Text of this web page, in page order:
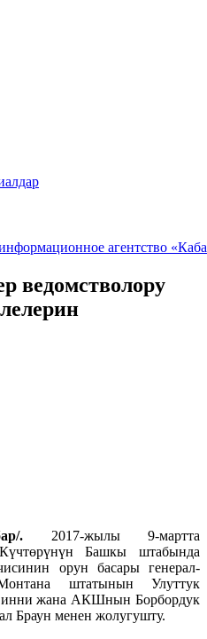
ведомстволору
. 2017-жылы 9-мартта
Башкы штабында
орун басары генерал-
штатынын Улуттук
жана АКШнын Борбордук
Браун менен жолугушту.